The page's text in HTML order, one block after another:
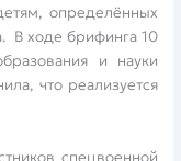
определённых
В ходе брифинга 10
и науки
что реализуется
спецвоенной